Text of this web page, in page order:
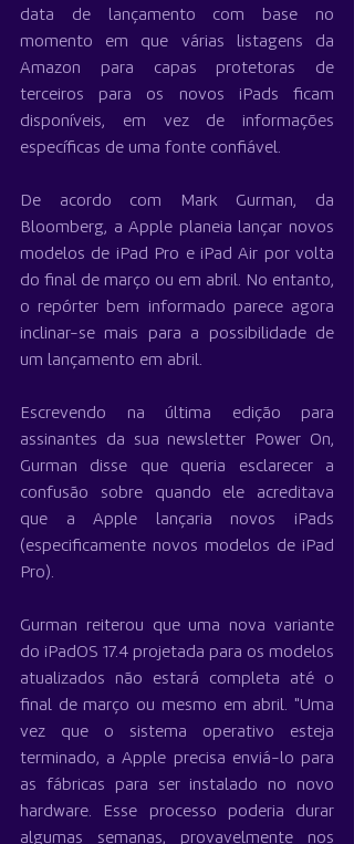
data de lançamento com base no
momento em que várias listagens da
Amazon para capas protetoras de
terceiros para os novos iPads ficam
disponíveis, em vez de informações
específicas de uma fonte confiável.
De acordo com Mark Gurman, da
Bloomberg, a Apple planeia lançar novos
modelos de iPad Pro e iPad Air por volta
do final de março ou em abril. No entanto,
o repórter bem informado parece agora
inclinar-se mais para a possibilidade de
um lançamento em abril.
Escrevendo na última edição para
assinantes da sua newsletter Power On,
Gurman disse que queria esclarecer a
confusão sobre quando ele acreditava
que a Apple lançaria novos iPads
(especificamente novos modelos de iPad
Pro).
Gurman reiterou que uma nova variante
do iPadOS 17.4 projetada para os modelos
atualizados não estará completa até o
final de março ou mesmo em abril. "Uma
vez que o sistema operativo esteja
terminado, a Apple precisa enviá-lo para
as fábricas para ser instalado no novo
hardware. Esse processo poderia durar
algumas semanas, provavelmente nos